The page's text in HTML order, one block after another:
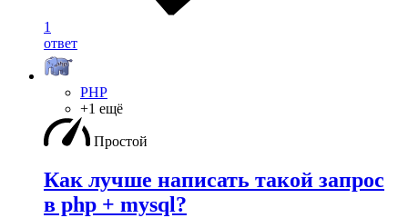
1
ответ
PHP
+1 ещё
Простой
Как лучше написать такой запрос
в php + mysql?